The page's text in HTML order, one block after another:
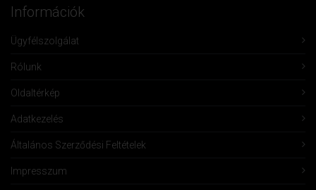
Információk
Ügyfélszolgálat
Rólunk
Oldaltérkép
Adatkezelés
Általános Szerződési Feltételek
Impresszum